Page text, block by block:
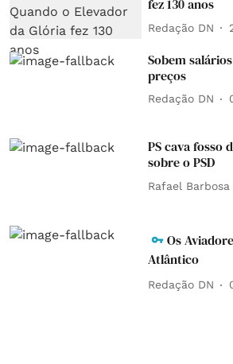
fez 130 anos
Redação DN
Sobem
preços
Redação DN
PS cava fosso
sobre o PSD
Rafael Barbosa
Os
Atlântico
Redação DN